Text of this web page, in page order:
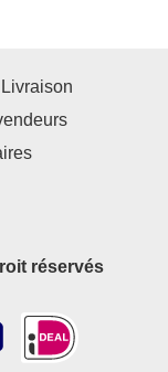
réservés